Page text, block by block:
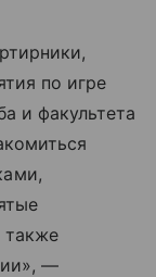
по игре
и факультета
также
—